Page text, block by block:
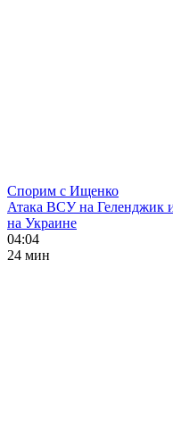
Спорим с Ищенко
Атака ВСУ на Геленджик
на Украине
04:04
24 мин